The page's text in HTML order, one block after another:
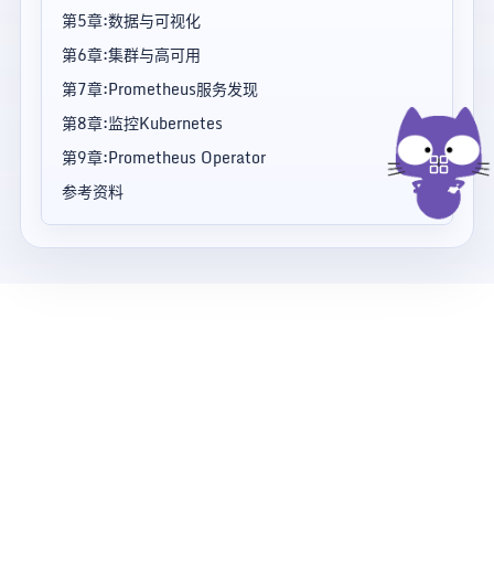
第5章:数据与可视化
第6章:集群与高可用
第7章:Prometheus服务发现
第8章:监控Kubernetes
第9章:Prometheus Operator
参考资料